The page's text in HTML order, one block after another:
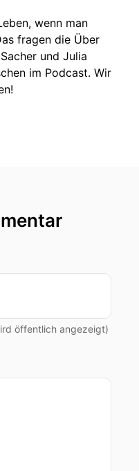
wenn man
fragen die Über
und Julia
im Podcast. Wir
öffentlich angezeigt)